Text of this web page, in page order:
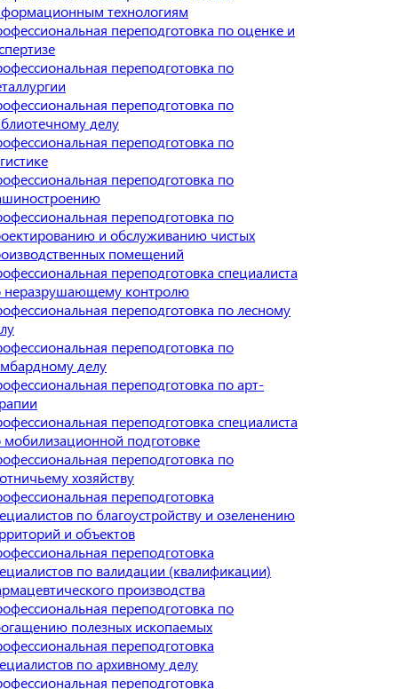
технологиям
переподготовка по оценке и
переподготовка по
переподготовка по
делу
переподготовка по
переподготовка по
переподготовка по
и обслуживанию чистых
помещений
переподготовка специалиста
неразрушающему контролю
переподготовка по лесному
переподготовка по
делу
переподготовка по арт-
переподготовка специалиста
мобилизационной подготовке
переподготовка по
хозяйству
переподготовка
по благоустройству и озеленению
и объектов
переподготовка
по валидации (квалификации)
производства
переподготовка по
полезных ископаемых
переподготовка
по архивному делу
переподготовка